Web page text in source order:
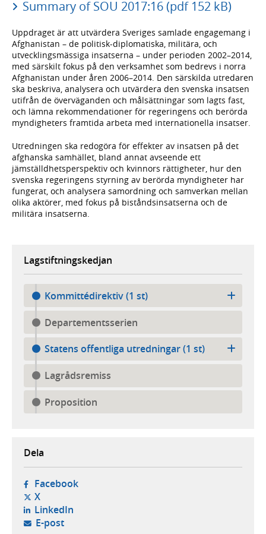
Summary of SOU 2017:16 (pdf 152 kB)
Uppdraget är att utvärdera Sveriges samlade engagemang i
Afghanistan – de politisk-diplomatiska, militära, och
utvecklingsmässiga insatserna – under perioden 2002–2014,
med särskilt fokus på den verksamhet som bedrevs i norra
Afghanistan under åren 2006–2014. Den särskilda utredaren
ska beskriva, analysera och utvärdera den svenska insatsen
utifrån de överväganden och målsättningar som lagts fast,
och lämna rekommendationer för regeringens och berörda
myndigheters framtida arbeta med internationella insatser.
Utredningen ska redogöra för effekter av insatsen på det
afghanska samhället, bland annat avseende ett
jämställdhetsperspektiv och kvinnors rättigheter, hur den
svenska regeringens styrning av berörda myndigheter har
fungerat, och analysera samordning och samverkan mellan
olika aktörer, med fokus på biståndsinsatserna och de
militära insatserna.
Lagstiftningskedjan
Kommittédirektiv (1 st)
Departementsserien
Statens offentliga utredningar (1 st)
Lagrådsremiss
Proposition
Dela
Facebook- öppnas i ny flik, extern webbplats,
X- öppnas i ny flik, extern webbplats,
LinkedIn- öppnas i ny flik, extern webbplats,
E-post- öppnar din e-postklient,